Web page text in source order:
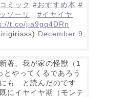
ミック #おすすめ本 #
ソーリ
#イヤイヤ
t.co/jia9gq4DRn
December 9,
著。我が家の怪獣（1
とやってくるであろう
も…と読んだのです
にイヤイヤ期（モンテ